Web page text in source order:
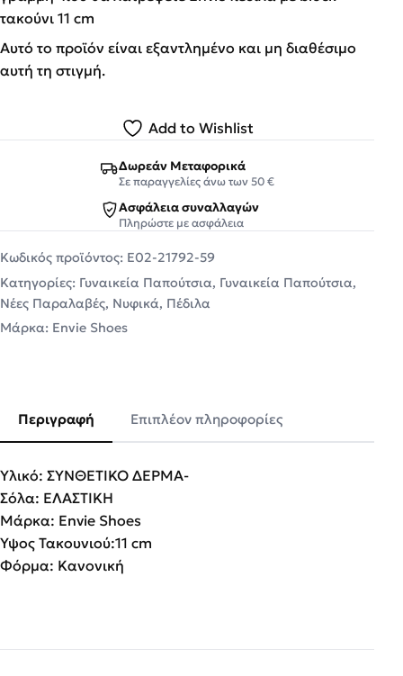
τακούνι 11 cm
Αυτό το προϊόν είναι εξαντλημένο και μη διαθέσιμο
αυτή τη στιγμή.
Add to Wishlist
Δωρεάν Μεταφορικά
Σε παραγγελίες άνω των 50 €
Ασφάλεια συναλλαγών
Πληρώστε με ασφάλεια
Κωδικός προϊόντος: E02-21792-59
Κατηγορίες: Γυναικεία Παπούτσια, Γυναικεία Παπούτσια,
Νέες Παραλαβές, Νυφικά, Πέδιλα
Μάρκα: Envie Shoes
Περιγραφή Επιπλέον πληροφορίες
Υλικό: ΣΥΝΘΕΤΙΚΟ ΔΕΡΜΑ-
Σόλα: ΕΛΑΣΤΙΚΗ
Μάρκα: Envie Shoes
Ύψος Τακουνιού:11 cm
Φόρμα: Κανονική